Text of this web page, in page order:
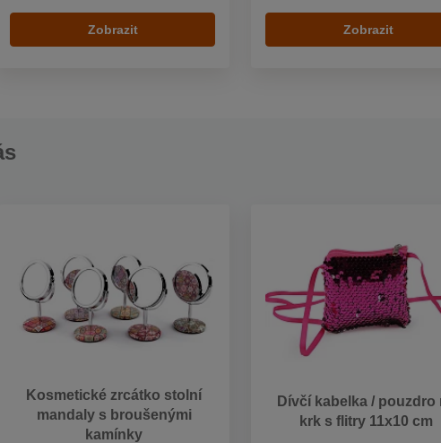
Zobrazit Zobrazit
Kosmetické zrcátko stolní
mandaly s broušenými
kamínky
Dívčí kabelka / pouzdro
krk s flitry 11x10 cm